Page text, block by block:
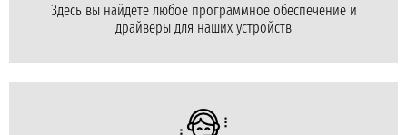
Здесь вы найдете любое программное обеспечение и
драйверы для наших устройств